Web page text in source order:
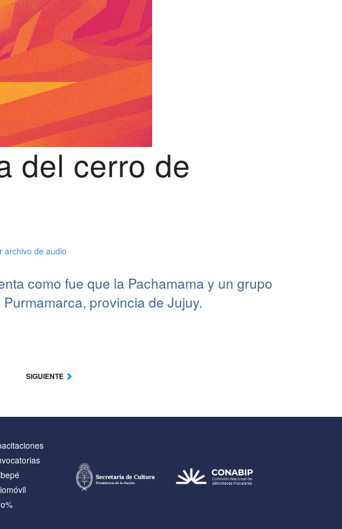
del cerro de
archivo de audio
como fue que la Pachamama y un grupo
provincia de Jujuy.
SIGUIENTE